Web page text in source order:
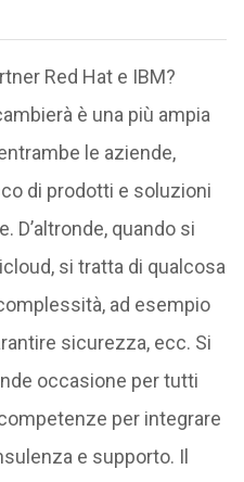
Red Hat e IBM?
è una più ampia
le aziende,
di prodotti e soluzioni
D’altronde, quando si
si tratta di qualcosa
ad esempio
sicurezza, ecc. Si
occasione per tutti
per integrare
e supporto. Il